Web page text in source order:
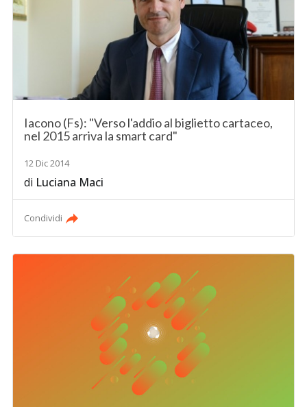
Iacono (Fs): "Verso l'addio al biglietto cartaceo,
nel 2015 arriva la smart card"
12 Dic 2014
di Luciana Maci
Condividi